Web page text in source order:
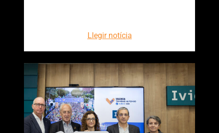
Llegir notícia